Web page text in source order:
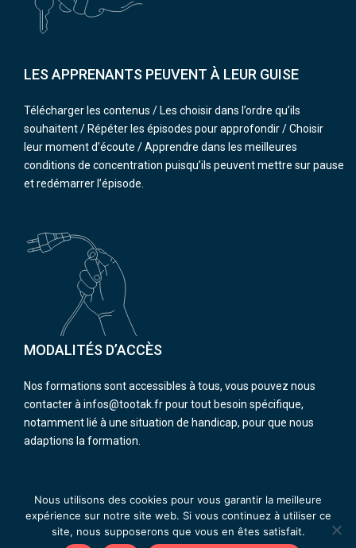
LES APPRENANTS PEUVENT À LEUR GUISE
Télécharger les contenus / Les choisir dans l’ordre qu’ils
souhaitent / Répéter les épisodes pour approfondir / Choisir
leur moment d’écoute / Apprendre dans les meilleures
conditions de concentration puisqu’ils peuvent mettre sur pause
et redémarrer l’épisode.
MODALITÉS D’ACCÈS
Nos formations sont accessibles à tous, vous pouvez nous
contacter à infos@tootak.fr pour tout besoin spécifique,
notamment lié à une situation de handicap, pour que nous
adaptions la formation.
Nous utilisons des cookies pour vous garantir la meilleure
expérience sur notre site web. Si vous continuez à utiliser ce
site, nous supposerons que vous en êtes satisfait.